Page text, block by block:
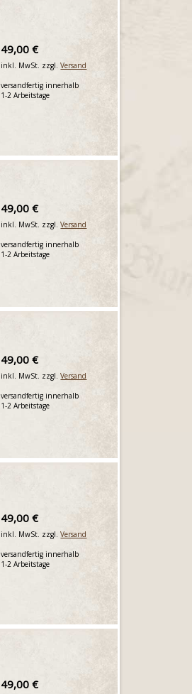
49,00 €
inkl. MwSt. zzgl.Versand
versandfertig innerhalb
1-2 Arbeitstage
49,00 €
inkl. MwSt. zzgl.Versand
versandfertig innerhalb
1-2 Arbeitstage
49,00 €
inkl. MwSt. zzgl.Versand
versandfertig innerhalb
1-2 Arbeitstage
49,00 €
inkl. MwSt. zzgl.Versand
versandfertig innerhalb
1-2 Arbeitstage
49,00 €